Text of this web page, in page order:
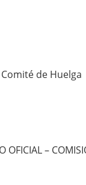
de Huelga
OFICIAL –